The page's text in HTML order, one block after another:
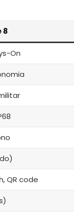
8
On
QR code